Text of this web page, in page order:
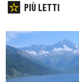
PIÙ LETTI